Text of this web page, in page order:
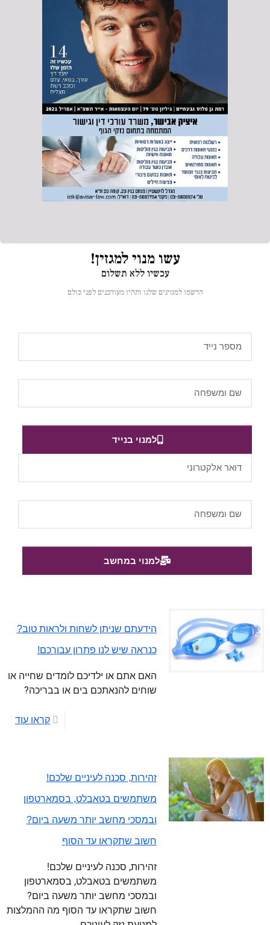
עשו מנוי למגזין!
עכשיו ללא תשלום
הרשמו למגזינים שלנו ותהיו מעודכנים לפני כולם
למנוי בנייד
למנוי במחשב
הידעתם שניתן לשחות ולראות טוב?
כנראה שיש לנו פתרון עבורכם!
האם אתם או ילדיכם לומדים שחייה או
שוחים להנאתכם בים או בבריכה?
קראו עוד
זהירות, סכנה לעיניים שלכם!
משתמשים בטאבלט, בסמארטפון
ובמסכי מחשב יותר משעה ביום?
חשוב שתקראו עד הסוף
זהירות, סכנה לעיניים שלכם!
משתמשים בטאבלט, בסמארטפון
ובמסכי מחשב יותר משעה ביום?
חשוב שתקראו עד הסוף מה ההמלצות